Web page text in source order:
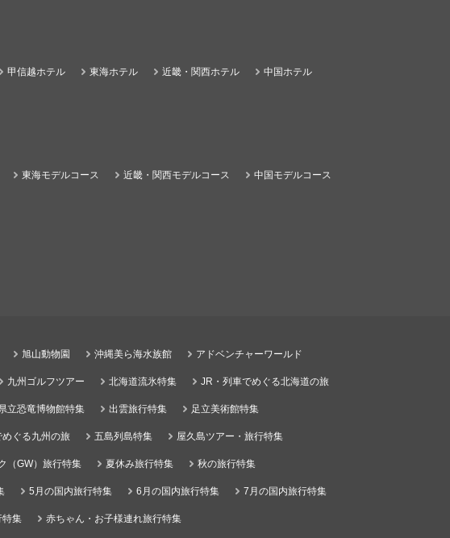
甲信越ホテル 東海ホテル 近畿・関西ホテル 中国ホテル
東海モデルコース 近畿・関西モデルコース 中国モデルコース
旭山動物園 沖縄美ら海水族館 アドベンチャーワールド
九州ゴルフツアー 北海道流氷特集 JR・列車でめぐる北海道の旅
立恐竜博物館特集 出雲旅行特集 足立美術館特集
ぐる九州の旅 五島列島特集 屋久島ツアー・旅行特集
（GW）旅行特集 夏休み旅行特集 秋の旅行特集
5月の国内旅行特集 6月の国内旅行特集 7月の国内旅行特集
特集 赤ちゃん・お子様連れ旅行特集